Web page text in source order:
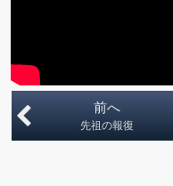
前へ
先祖の報復